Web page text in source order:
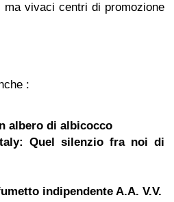
vivaci centri di promozione
:
albero di albicocco
Quel silenzio fra noi di
indipendente A.A. V.V.